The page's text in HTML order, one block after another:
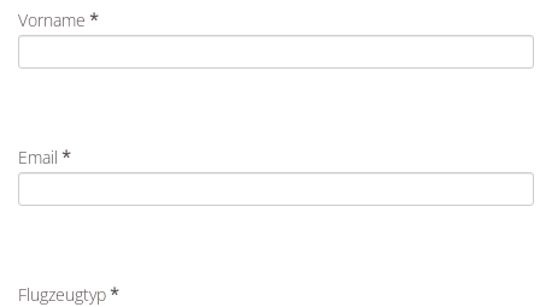
Vorname *
Email *
Flugzeugtyp*